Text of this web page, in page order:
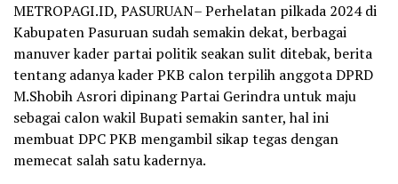
METROPAGI.ID, PASURUAN– Perhelatan pilkada 2024 di
Kabupaten Pasuruan sudah semakin dekat, berbagai
manuver kader partai politik seakan sulit ditebak, berita
tentang adanya kader PKB calon terpilih anggota DPRD
M.Shobih Asrori dipinang Partai Gerindra untuk maju
sebagai calon wakil Bupati semakin santer, hal ini
membuat DPC PKB mengambil sikap tegas dengan
memecat salah satu kadernya.